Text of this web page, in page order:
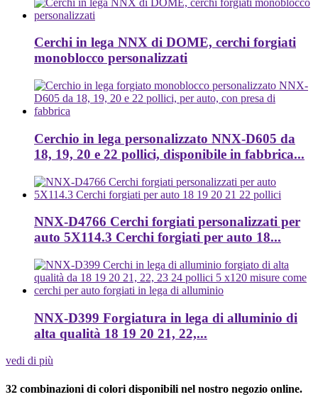
Cerchi in lega NNX di DOME, cerchi forgiati
monoblocco personalizzati
Cerchio in lega personalizzato NNX-D605 da
18, 19, 20 e 22 pollici, disponibile in fabbrica...
NNX-D4766 Cerchi forgiati personalizzati per
auto 5X114.3 Cerchi forgiati per auto 18...
NNX-D399 Forgiatura in lega di alluminio di
alta qualità 18 19 20 21, 22,...
vedi di più
32 combinazioni di colori disponibili nel nostro negozio online.